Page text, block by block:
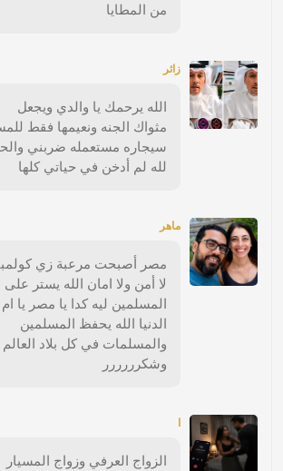
من المطايا
زائر
الله يرحمك يا والدي ويجعل
مثواك الجنه ونعيمها فقط
سيجاره مستعمله ضربني
لله لم أدخن في حياتي كلها
ماهر
مصر أصبحت مرعبة زي
لا أمن ولا امان الله يستر على
المسلمين ليه كدا يا مصر يا ام
الدنيا الله يحفظ المسلمين
والمسلمات في كل بلاد العالم
وشكرررررر
الزواج العرفي وزواج المسيار